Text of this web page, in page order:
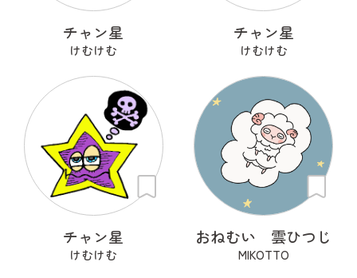
チャン星
けむけむ
チャン星
けむけむ
チャン星
けむけむ
おねむい 雲ひつじ
MIKOTTO